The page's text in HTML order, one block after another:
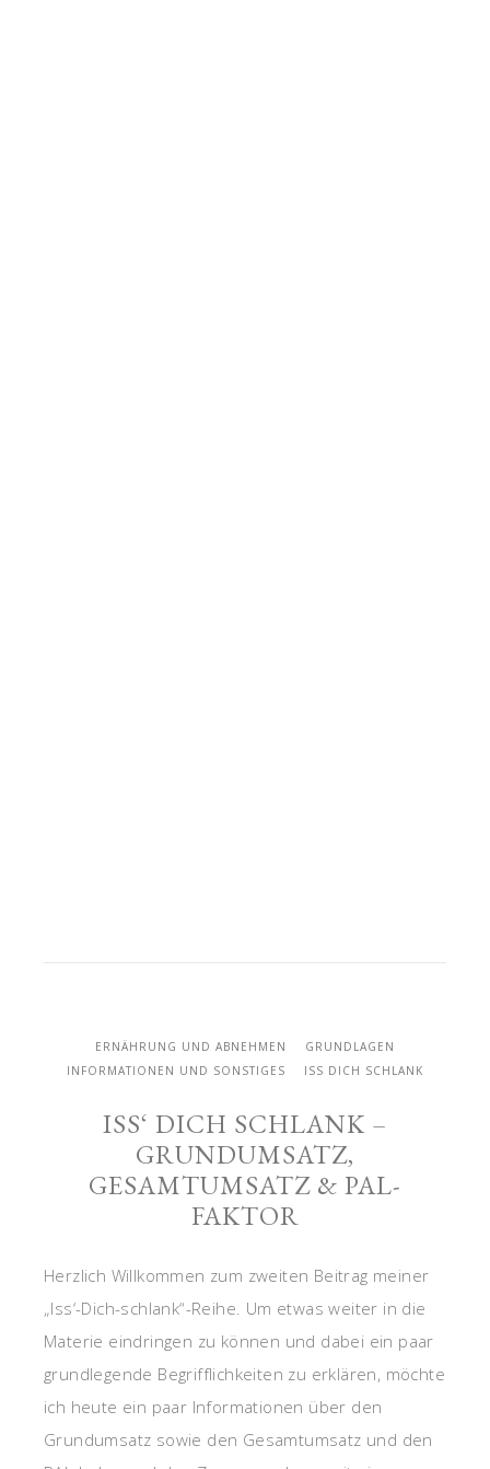
ERNÄHRUNG UND ABNEHMEN
GRUNDLAGEN
INFORMATIONEN UND SONSTIGES
ISS DICH SCHLANK
ISS‘ DICH SCHLANK –
GRUNDUMSATZ,
GESAMTUMSATZ & PAL-
FAKTOR
Herzlich Willkommen zum zweiten Beitrag meiner
„Iss‘-Dich-schlank“-Reihe. Um etwas weiter in die
Materie eindringen zu können und dabei ein paar
grundlegende Begrifflichkeiten zu erklären, möchte
ich heute ein paar Informationen über den
Grundumsatz sowie den Gesamtumsatz und den